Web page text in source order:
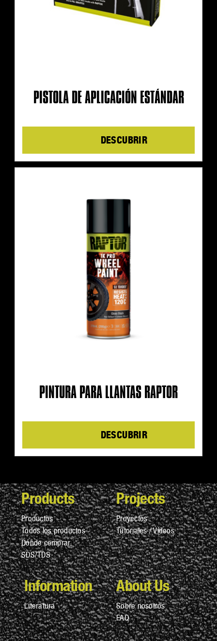
PISTOLA DE APLICACIÓN ESTÁNDAR
Details
PINTURA PARA LLANTAS RAPTOR
Details
Products
Productos
Todos los productos
Dónde comprar
SDS/TDS
Projects
Proyectos
Tutoriales / Vídeos
Information
Literatura
About Us
Sobre nosotros
FAQ